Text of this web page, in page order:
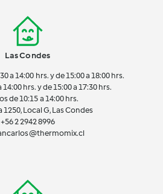
Las Condes
a 14:00 hrs. y de 15:00 a 18:00 hrs.
14:00 hrs. y de 15:00 a 17:30 hrs.
de 10:15 a 14:00 hrs.
1250, Local G, Las Condes
+56 2 2942 8996